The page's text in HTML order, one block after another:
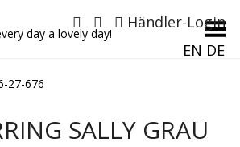
Händler-Login
EN DE
Menü umschalten
SALLY GRAU